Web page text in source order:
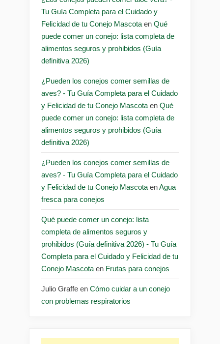
Tu Guía Completa para el Cuidado y
Felicidad de tu Conejo Mascota en Qué
puede comer un conejo: lista completa de
alimentos seguros y prohibidos (Guía
definitiva 2026)
¿Pueden los conejos comer semillas de
aves? - Tu Guía Completa para el Cuidado
y Felicidad de tu Conejo Mascota en Qué
puede comer un conejo: lista completa de
alimentos seguros y prohibidos (Guía
definitiva 2026)
¿Pueden los conejos comer semillas de
aves? - Tu Guía Completa para el Cuidado
y Felicidad de tu Conejo Mascota enAgua
fresca para conejos
Qué puede comer un conejo: lista
completa de alimentos seguros y
prohibidos (Guía definitiva 2026) - Tu Guía
Completa para el Cuidado y Felicidad de tu
Conejo Mascota en Frutas para conejos
Julio Graffe en Cómo cuidar a un conejo
con problemas respiratorios